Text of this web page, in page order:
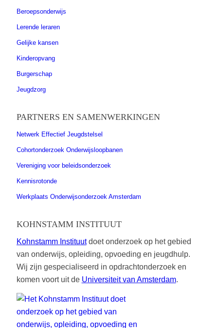
Beroepsonderwijs
Lerende leraren
Gelijke kansen
Kinderopvang
Burgerschap
Jeugdzorg
PARTNERS EN SAMENWERKINGEN
Netwerk Effectief Jeugdstelsel
Cohortonderzoek Onderwijsloopbanen
Vereniging voor beleidsonderzoek
Kennisrotonde
Werkplaats Onderwijsonderzoek Amsterdam
KOHNSTAMM INSTITUUT
Kohnstamm Instituutdoet onderzoek op het gebied
van onderwijs, opleiding, opvoeding en jeugdhulp.
Wij zijn gespecialiseerd in opdrachtonderzoek en
komen voort uit de Universiteit van Amsterdam.